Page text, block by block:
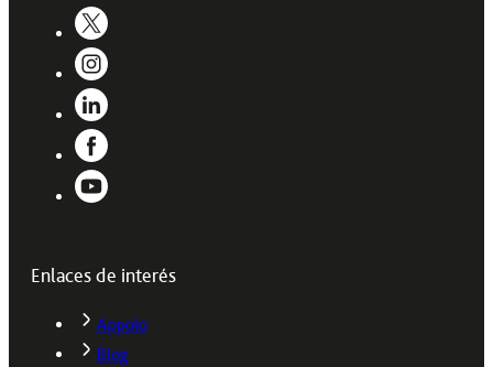
Enlaces de interés
Appolo
Blog